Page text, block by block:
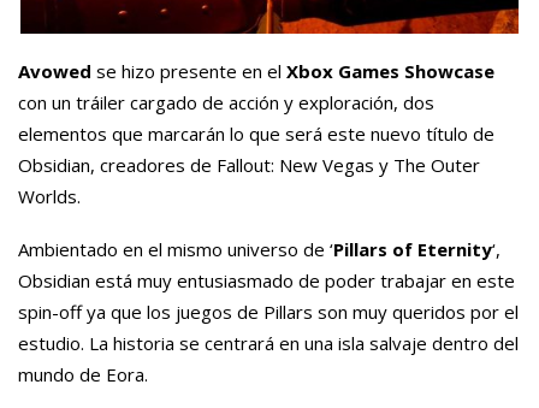
Avowed se hizo presente en el Xbox Games Showcase
con un tráiler cargado de acción y exploración, dos
elementos que marcarán lo que será este nuevo título de
Obsidian, creadores de Fallout: New Vegas y The Outer
Worlds.
Ambientado en el mismo universo de ‘Pillars of Eternity‘,
Obsidian está muy entusiasmado de poder trabajar en este
spin-off ya que los juegos de Pillars son muy queridos por el
estudio. La historia se centrará en una isla salvaje dentro del
mundo de Eora.